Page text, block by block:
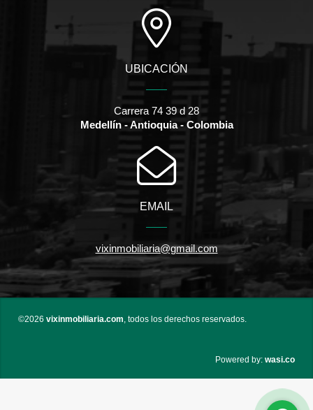
UBICACIÓN
Carrera 74 39 d 28
Medellín - Antioquia - Colombia
EMAIL
vixinmobiliaria@gmail.com
©2026 vixinmobiliaria.com, todos los derechos reservados.
Powered by: wasi.co